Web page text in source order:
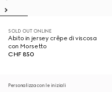
SOLD OUT ONLINE
Abito in jersey crêpe di viscosa
con Morsetto
CHF 850
Personalizza con le iniziali